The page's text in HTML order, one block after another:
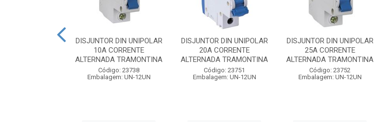
DISJUNTOR DIN UNIPOLAR
10A CORRENTE
ALTERNADA TRAMONTINA
Código: 23738
Embalagem: UN-12UN
DISJUNTOR DIN UNIPOLAR
20A CORRENTE
ALTERNADA TRAMONTINA
Código: 23751
Embalagem: UN-12UN
DISJUNTOR DIN UNIPOLAR
25A CORRENTE
ALTERNADA TRAMONTINA
Código: 23752
Embalagem: UN-12UN